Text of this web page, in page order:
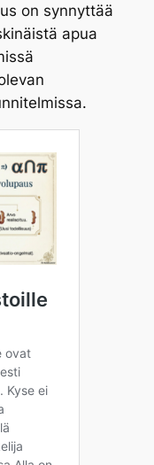
on synnyttää
apua